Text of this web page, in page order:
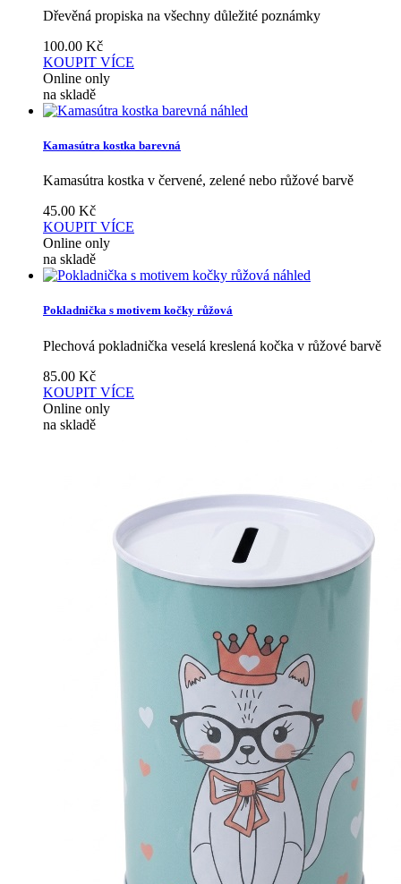
Dřevěná propiska na všechny důležité poznámky
100.00 Kč
KOUPIT VÍCE
Online only
na skladě
náhled
Kamasútra kostka barevná
Kamasútra kostka v červené, zelené nebo růžové barvě
45.00 Kč
KOUPIT VÍCE
Online only
na skladě
náhled
Pokladnička s motivem kočky růžová
Plechová pokladnička veselá kreslená kočka v růžové barvě
85.00 Kč
KOUPIT VÍCE
Online only
na skladě